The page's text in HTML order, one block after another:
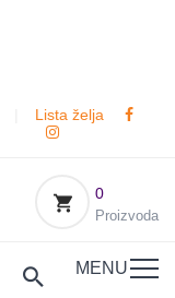
Lista želja
0
Proizvoda
MENU